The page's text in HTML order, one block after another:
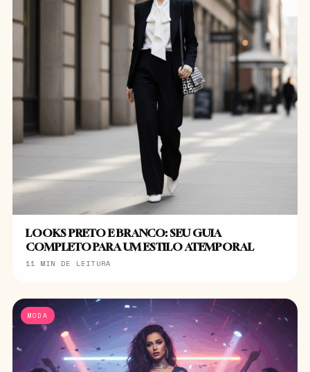
LOOKS PRETO E BRANCO: SEU GUIA
COMPLETO PARA UM ESTILO ATEMPORAL
11 MIN DE LEITURA
MODA